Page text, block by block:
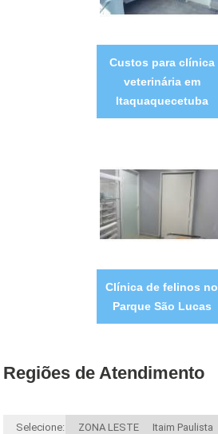
Custos para clínica
veterinária em
Itaquaquecetuba
Clínica de felinos no
Parque São Lucas
Regiões de Atendimento
Selecione: ZONA LESTE Itaim Paulista